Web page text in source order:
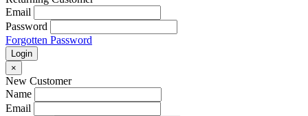
Email
Password
Forgotten Password
Login
×
New Customer
Name
Email